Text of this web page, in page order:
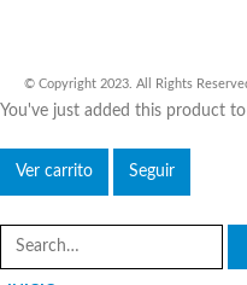
© Copyright 2023. All Rights
You've just added this product
Ver carrito Seguir